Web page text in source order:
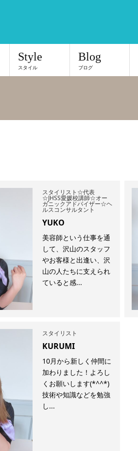
Style
スタイル
Blog
ブログ
スタイリスト☆代表
☆JHSS愛媛校講師☆オー
ガニックアドバイザー☆ヘ
ルスコンサルタント
YUKO
美容師という仕事を通
して、沢山のスタッフ
やお客様と出逢い、沢
山の人たちに支えられ
ていると感...
スタイリスト
KURUMI
10月から新しく仲間に
加わりました！よろし
くお願いします(*^^*)
技術や知識などを勉強
し...